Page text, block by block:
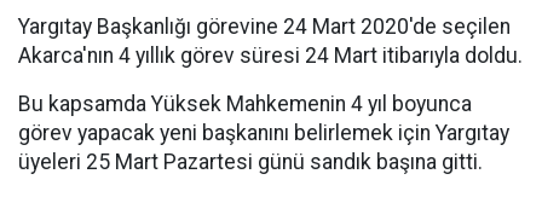
Yargıtay Başkanlığı görevine 24 Mart 2020'de seçilen
Akarca'nın 4 yıllık görev süresi 24 Mart itibarıyla doldu.
Bu kapsamda Yüksek Mahkemenin 4 yıl boyunca
görev yapacak yeni başkanını belirlemek için Yargıtay
üyeleri 25 Mart Pazartesi günü sandık başına gitti.